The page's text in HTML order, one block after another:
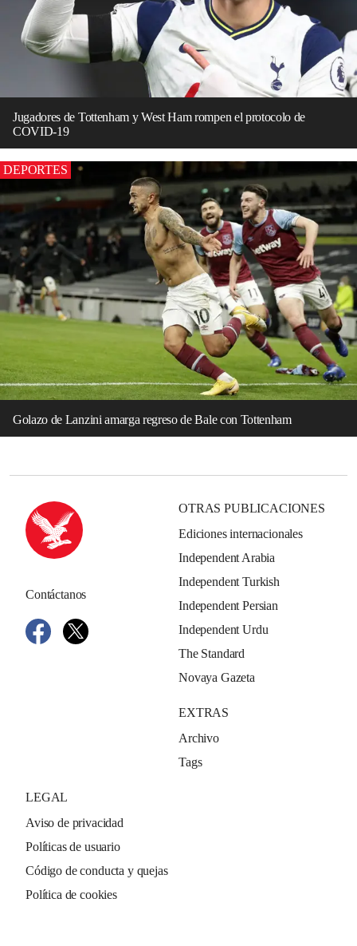
Jugadores de Tottenham y West Ham rompen el protocolo de
COVID-19
DEPORTES
Golazo de Lanzini amarga regreso de Bale con Tottenham
Contáctanos
OTRAS PUBLICACIONES
Ediciones internacionales
Independent Arabia
Independent Turkish
Independent Persian
Independent Urdu
The Standard
Novaya Gazeta
EXTRAS
Archivo
Tags
LEGAL
Aviso de privacidad
Políticas de usuario
Código de conducta y quejas
Política de cookies